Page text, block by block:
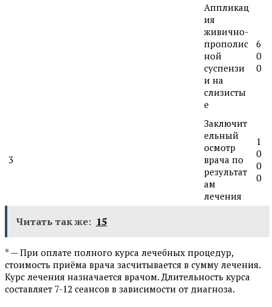
Аппликац
ия
живично-
прополис
ной
суспензи
и на
слизисты
е
6
0
0
3
Заключит
ельный
осмотр
врача по
результат
ам
лечения
1
0
0
0
Читать так же: 15
* — При оплате полного курса лечебных процедур,
стоимость приёма врача засчитывается в сумму лечения.
Курс лечения назначается врачом. Длительность курса
составляет 7-12 сеансов в зависимости от диагноза.